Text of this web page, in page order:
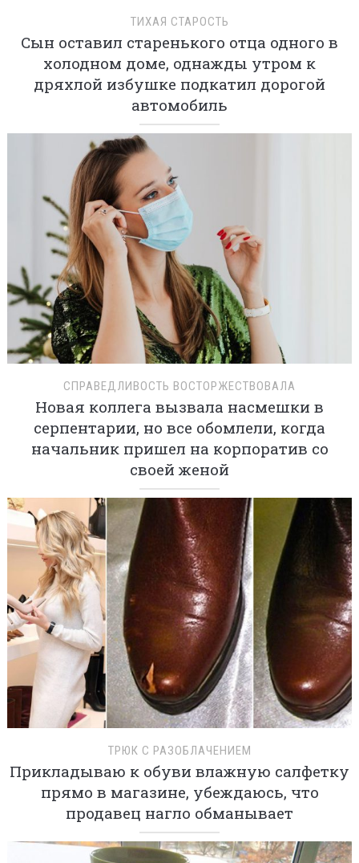
ТИХАЯ СТАРОСТЬ
Сын оставил старенького отца одного в
холодном доме, однажды утром к
дряхлой избушке подкатил дорогой
автомобиль
СПРАВЕДЛИВОСТЬ ВОСТОРЖЕСТВОВАЛА
Новая коллега вызвала насмешки в
серпентарии, но все обомлели, когда
начальник пришел на корпоратив со
своей женой
ТРЮК С РАЗОБЛАЧЕНИЕМ
Прикладываю к обуви влажную салфетку
прямо в магазине, убеждаюсь, что
продавец нагло обманывает